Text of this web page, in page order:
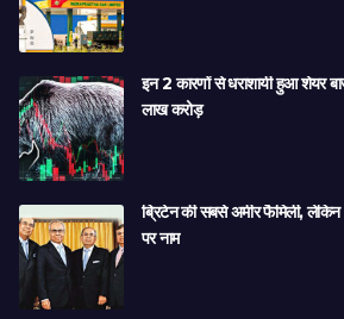
इन 2 कारणों से धराशायी हुआ शेयर
लाख करोड़
ब्रिटेन की सबसे अमीर फैमिली, लेकिन
पर नाम